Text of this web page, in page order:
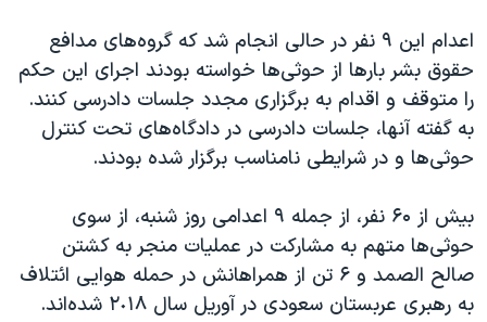
همایش محافظه‌کاران آمریکا «سی‌پک»
صفحه‌های ویژه
سفر پرزیدنت ترامپ به چین
اعدام این ٩ نفر در حالی انجام شد که گروه‌های مدافع
حقوق بشر بارها از حوثی‌ها خواسته بودند اجرای این حکم
را متوقف و اقدام به برگزاری مجدد جلسات دادرسی کنند.
به گفته آنها، جلسات دادرسی در دادگاه‌های تحت کنترل
حوثی‌ها و در شرایطی نامناسب برگزار شده بودند.
بیش از ۶۰ نفر، از جمله ٩ اعدامی روز شنبه، از سوی
حوثی‌ها متهم به مشارکت در عملیات منجر به کشتن
صالح الصمد و ۶ تن از همراهانش در حمله هوایی ائتلاف
به رهبری عربستان سعودی در آوریل سال ٢٠١٨ شده‌اند.